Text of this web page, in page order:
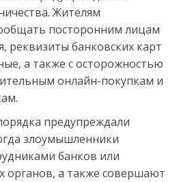
Жителям
посторонним лицам
реквизиты банковских карт
а также с осторожностью
онлайн-покупкам и
предупреждали
злоумышленники
банков или
органов, а также совершают